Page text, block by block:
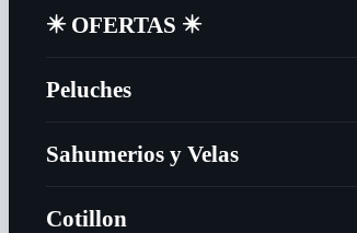
✴️​ OFERTAS ✴️​
Peluches
Sahumerios y Velas
Cotillon